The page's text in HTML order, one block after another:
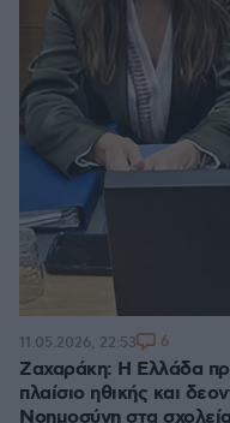
Ζαχαράκη: Η Ελλάδα
πλαίσιο ηθικής και
Νοημοσύνη στα σχολεία
11.05.2026, 22:53 6